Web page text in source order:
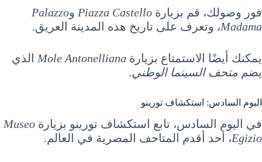
فور وصولك، قم بزيارة Piazza Castello وPalazzo
Madama، وتعرف على تاريخ هذه المدينة العريق.
يمكنك أيضًا الاستمتاع بزيارة Mole Antonelliana الذي
يضم متحف السينما الوطني.
اليوم السادس: استكشاف تورينو
في اليوم السادس، تابع استكشاف تورينو بزيارة Museo
Egizio، أحد أقدم المتاحف المصرية في العالم.